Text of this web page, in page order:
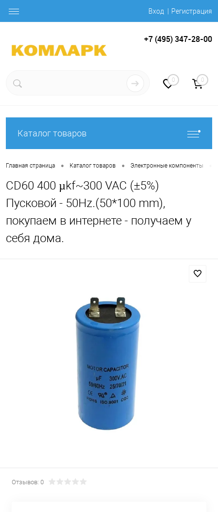
Вход Регистрация
+7 (495) 347-28-00
0 0
Каталог товаров
Главная страница • Каталог товаров • Электронные компоненты
CD60 400 µkf~300 VAC (±5%)
Пусковой - 50Hz.(50*100 mm),
покупаем в интернете - получаем у
себя дома.
Отзывов: 0